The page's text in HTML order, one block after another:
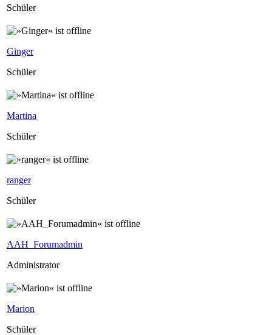
Schüler
Ginger
Schüler
Martina
Schüler
ranger
Schüler
AAH_Forumadmin
Administrator
Marion
Schüler